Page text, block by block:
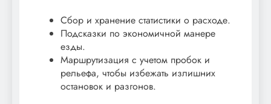
Сбор и хранение статистики о расходе.
Подсказки по экономичной манере
езды.
Маршрутизация с учетом пробок и
рельефа, чтобы избежать излишних
остановок и разгонов.